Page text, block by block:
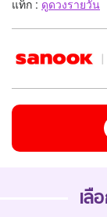
แท็ก : ดูดวงรายวัน
เลื